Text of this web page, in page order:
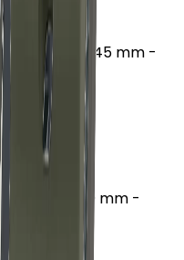
Titanyum - 45 mm -
- 40 mm -